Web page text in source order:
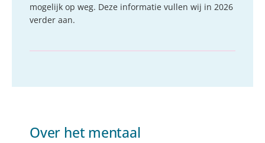
mogelijk op weg. Deze informatie vullen wij in 2026
verder aan.
Over het mentaal